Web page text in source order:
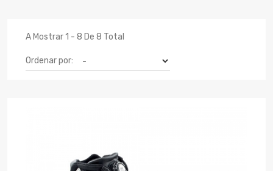
A Mostrar 1 - 8 De 8 Total
Ordenar por: